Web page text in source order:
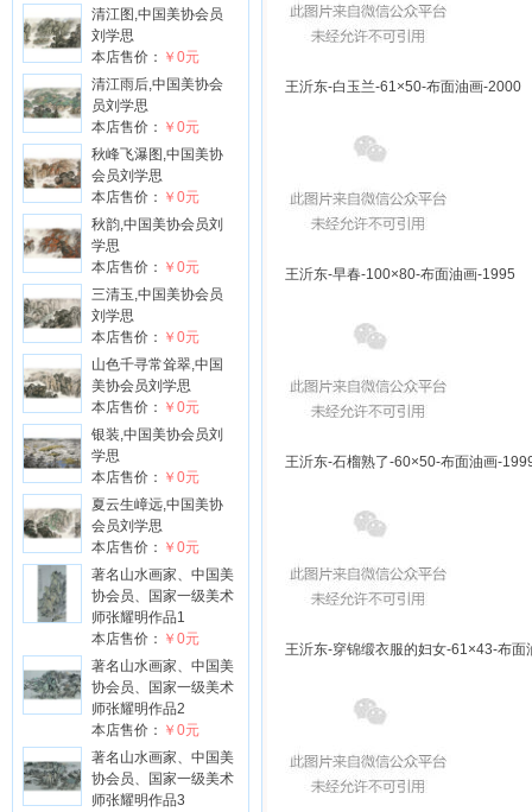
清江图,中国美协会员
刘学思
本店售价： ￥0元
清江雨后,中国美协会
员刘学思
本店售价： ￥0元
秋峰飞瀑图,中国美协
会员刘学思
本店售价： ￥0元
秋韵,中国美协会员刘
学思
本店售价： ￥0元
三清玉,中国美协会员
刘学思
本店售价： ￥0元
山色千寻常耸翠,中国
美协会员刘学思
本店售价： ￥0元
银装,中国美协会员刘
学思
本店售价： ￥0元
夏云生嶂远,中国美协
会员刘学思
本店售价： ￥0元
著名山水画家、中国美
协会员、国家一级美术
师张耀明作品1
本店售价： ￥0元
著名山水画家、中国美
协会员、国家一级美术
师张耀明作品2
本店售价： ￥0元
著名山水画家、中国美
协会员、国家一级美术
师张耀明作品3
王沂东-白玉兰-61×50-布面油画-2000
王沂东-早春-100×80-布面油画-1995
王沂东-石榴熟了-60×50-布面油画-
王沂东-穿锦缎衣服的妇女-61×43-布面